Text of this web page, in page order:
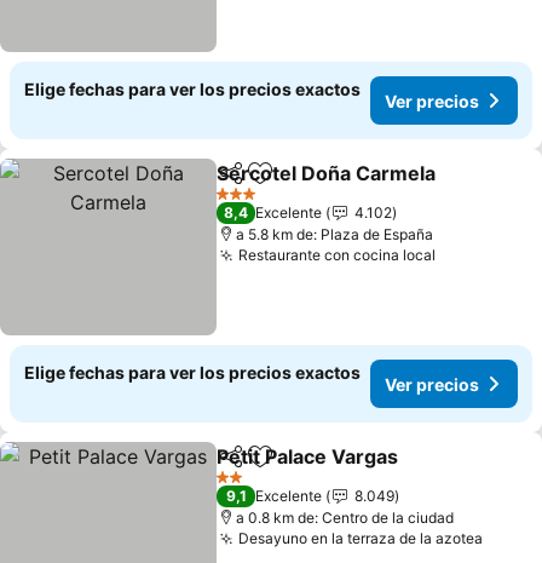
Elige fechas para ver los precios exactos
Ver precios
CompartirAgregar a favoritos
Sercotel Doña Carmela
3 Estrellas
8,4 Excelente
4.102
a 5.8 km de: Plaza de España
Restaurante con cocina local
Elige fechas para ver los precios exactos
Ver precios
CompartirAgregar a favoritos
Petit Palace Vargas
2 Estrellas
9,1 Excelente
8.049
a 0.8 km de: Centro de la ciudad
Desayuno en la terraza de la azotea